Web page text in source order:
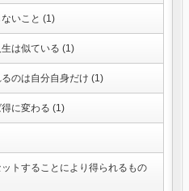
いこと (1)
は似ている (1)
のは自分自身だけ (1)
に変わる (1)
トすることにより得られるもの